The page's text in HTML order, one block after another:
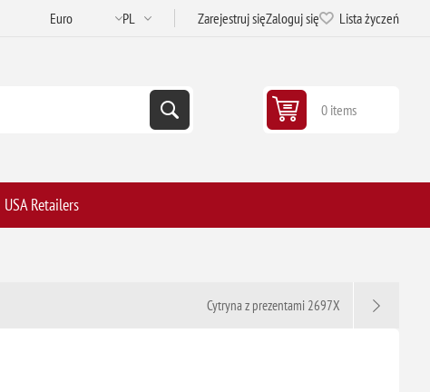
Zarejestruj sięZaloguj się Lista życzeń
0 items
USA Retailers
Cytryna z prezentami 2697X